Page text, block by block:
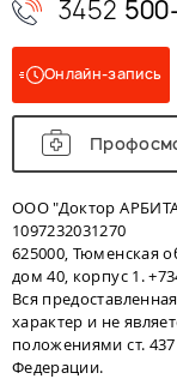
3452
Онлайн-запись
ООО "Доктор
1097232031270
625000, Тюменская
дом 40, корпус 1.
Вся
характер и не
положениями ст.
Федерации.